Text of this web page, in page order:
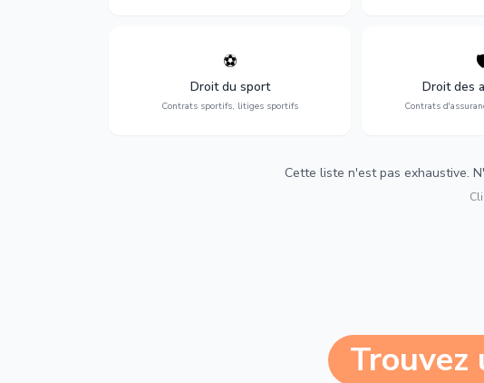
⚽
Droit du sport
Contrats sportifs, litiges sportifs
Expertise en droit sportif : contrats de
sportifs, transferts, sponsoring et
contentieux.
Droit des
Contrats
Défense de vos
d'assurance,
Cette liste n'est pas exhaustive.